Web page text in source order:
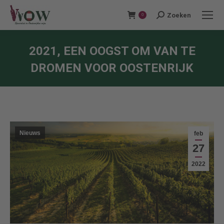
0 Search:
Zoeken
2021, EEN OOGST OM VAN TE
DROMEN VOOR OOSTENRIJK
feb
27
2022
Nieuws